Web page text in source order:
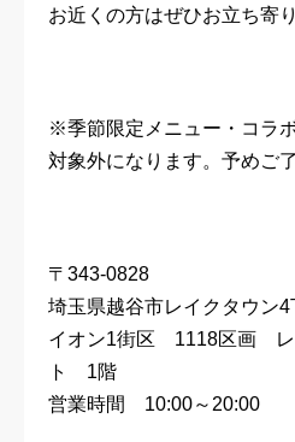
お近くの方はぜひお立ち寄
※季節限定メニュー・コラ
対象外になります。予めご
〒343-0828
埼玉県越谷市レイクタウン4
イオン1街区 1118区画 レ
ト 1階
営業時間 10:00～20:00